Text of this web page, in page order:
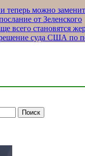
теперь можно
от Зеленского
всего становятся
решение суда США по